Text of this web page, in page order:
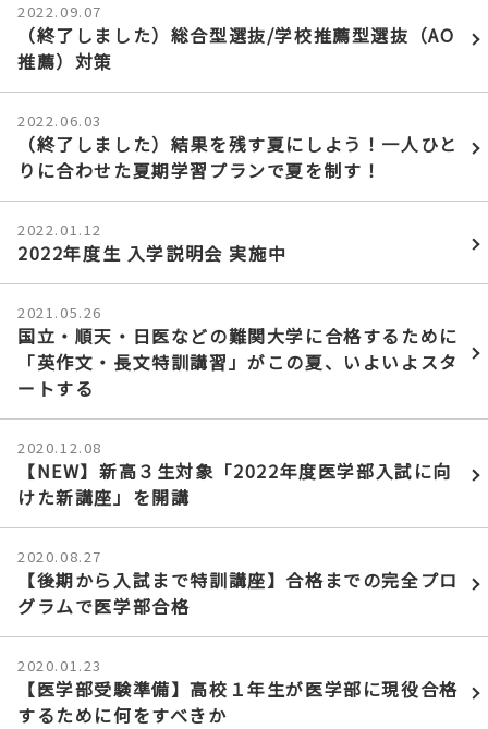
2022.09.07
（終了しました）総合型選抜/学校推薦型選抜（AO
推薦）対策
2022.06.03
（終了しました）結果を残す夏にしよう！一人ひと
りに合わせた夏期学習プランで夏を制す！
2022.01.12
2022年度生 入学説明会 実施中
2021.05.26
国立・順天・日医などの難関大学に合格するために
「英作文・長文特訓講習」がこの夏、いよいよスタ
ートする
2020.12.08
【NEW】新高３生対象「2022年度医学部入試に向
けた新講座」を開講
2020.08.27
【後期から入試まで特訓講座】合格までの完全プロ
グラムで医学部合格
2020.01.23
【医学部受験準備】高校１年生が医学部に現役合格
するために何をすべきか